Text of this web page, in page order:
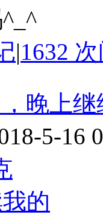
|1632
晚上
5-16